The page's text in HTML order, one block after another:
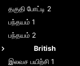
தகுதி போட்டி 2
பந்தயம் 1
பந்தயம் 2
British
இலவச பயிற்சி 1